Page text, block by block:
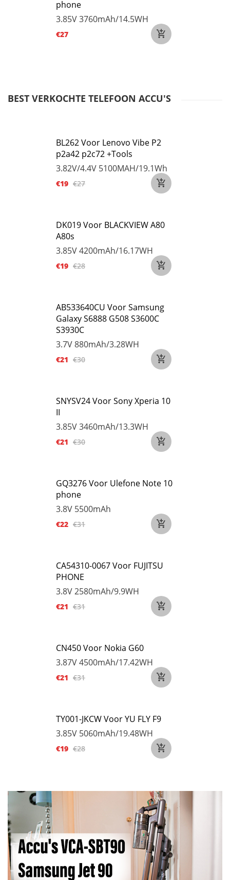
phone
3.85V3760mAh/14.5WH
€27
BEST VERKOCHTE TELEFOON ACCU'S
BL262 Voor Lenovo Vibe P2
p2a42 p2c72 +Tools
3.82V/4.4V 5100MAH/19.1Wh
€19 €27
DK019 Voor BLACKVIEW A80
A80s
3.85V4200mAh/16.17WH
€19 €28
AB533640CU Voor Samsung
Galaxy S6888 G508 S3600C
S3930C
3.7V880mAh/3.28WH
€21 €30
SNYSV24 Voor Sony Xperia 10
II
3.85V3460mAh/13.3WH
€21 €30
GQ3276 Voor Ulefone Note 10
phone
3.8V 5500mAh
€22 €31
CA54310-0067 Voor FUJITSU
PHONE
3.8V2580mAh/9.9WH
€21 €31
CN450 Voor Nokia G60
3.87V4500mAh/17.42WH
€21 €31
TY001-JKCW Voor YU FLY F9
3.85V 5060mAh/19.48WH
€19 €28